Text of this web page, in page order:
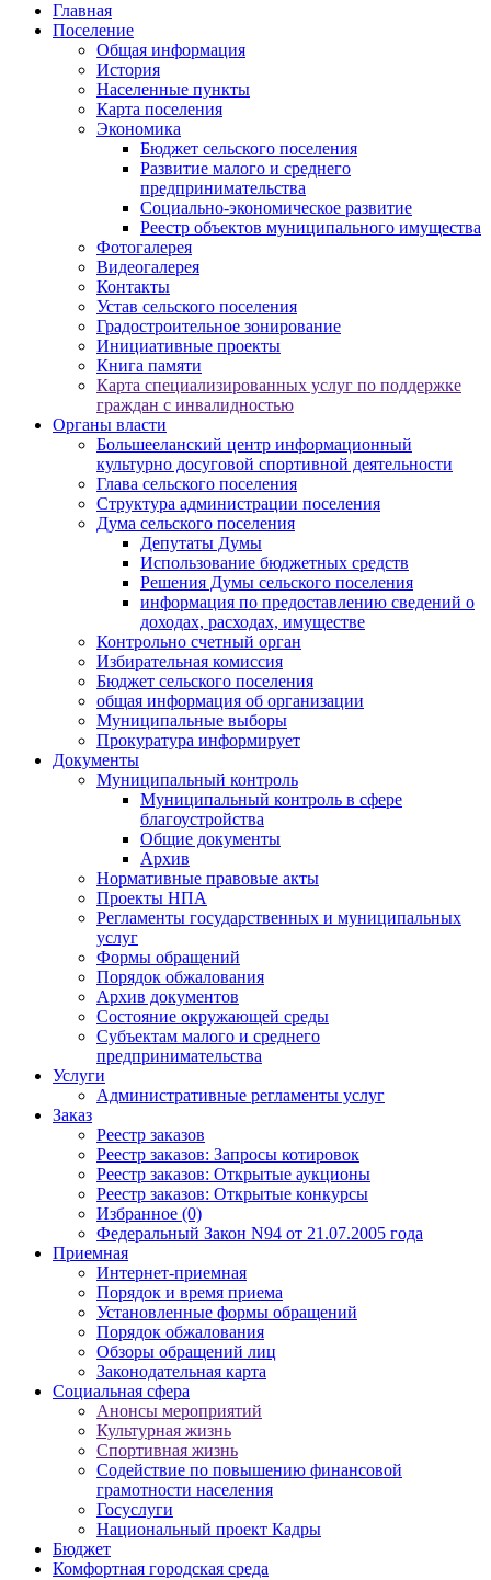
Главная
Поселение
Общая информация
История
Населенные пункты
Карта поселения
Экономика
Бюджет сельского поселения
Развитие малого и среднего
предпринимательства
Социально-экономическое развитие
Реестр объектов муниципального имущества
Фотогалерея
Видеогалерея
Контакты
Устав сельского поселения
Градостроительное зонирование
Инициативные проекты
Книга памяти
Карта специализированных услуг по поддержке
граждан с инвалидностью
Органы власти
Большееланский центр информационный
культурно досуговой спортивной деятельности
Глава сельского поселения
Структура администрации поселения
Дума сельского поселения
Депутаты Думы
Использование бюджетных средств
Решения Думы сельского поселения
информация по предоставлению сведений о
доходах, расходах, имуществе
Контрольно счетный орган
Избирательная комиссия
Бюджет сельского поселения
общая информация об организации
Муниципальные выборы
Прокуратура информирует
Документы
Муниципальный контроль
Муниципальный контроль в сфере
благоустройства
Общие документы
Архив
Нормативные правовые акты
Проекты НПА
Регламенты государственных и муниципальных
услуг
Формы обращений
Порядок обжалования
Архив документов
Состояние окружающей среды
Субъектам малого и среднего
предпринимательства
Услуги
Административные регламенты услуг
Заказ
Реестр заказов
Реестр заказов: Запросы котировок
Реестр заказов: Открытые аукционы
Реестр заказов: Открытые конкурсы
Избранное (0)
Федеральный Закон N94 от 21.07.2005 года
Приемная
Интернет-приемная
Порядок и время приема
Установленные формы обращений
Порядок обжалования
Обзоры обращений лиц
Законодательная карта
Социальная сфера
Анонсы мероприятий
Культурная жизнь
Спортивная жизнь
Содействие по повышению финансовой
грамотности населения
Госуслуги
Национальный проект Кадры
Бюджет
Комфортная городская среда